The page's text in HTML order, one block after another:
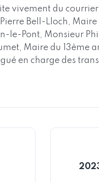
vivement du
Bell-Lloch,
le-Pont, Monsieur
Maire du 13ème
en charge des